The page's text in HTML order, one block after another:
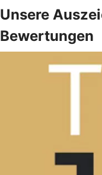
Unsere
Bewertungen